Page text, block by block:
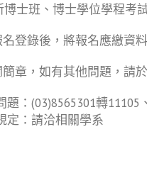
博士班、博士學位學程考
登錄後，將報名應繳資
章，如有其他問題，請
：(03)8565301轉11105
定：請洽相關學系